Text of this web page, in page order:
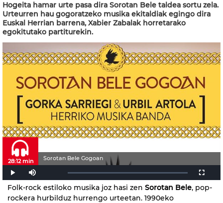
Hogeita hamar urte pasa dira Sorotan Bele taldea sortu zela.
Urteurren hau gogoratzeko musika ekitaldiak egingo dira
Euskal Herrian barrena, Xabier Zabalak horretarako
egokitutako partiturekin.
Sorotan Bele Gogoan
28:12 min
Folk-rock estiloko musika joz hasi zen Sorotan Bele, pop-
rockera hurbilduz hurrengo urteetan. 1990eko